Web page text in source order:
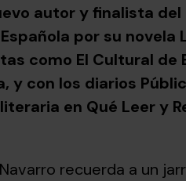
autor y finalista del
por su novela
como El Cultural de
y con los diarios
en Qué Leer y
recuerda a un